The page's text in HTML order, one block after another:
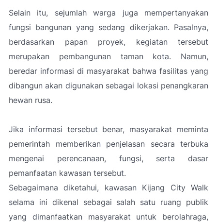
Selain itu, sejumlah warga juga mempertanyakan
fungsi bangunan yang sedang dikerjakan. Pasalnya,
berdasarkan papan proyek, kegiatan tersebut
merupakan pembangunan taman kota. Namun,
beredar informasi di masyarakat bahwa fasilitas yang
dibangun akan digunakan sebagai lokasi penangkaran
hewan rusa.
Jika informasi tersebut benar, masyarakat meminta
pemerintah memberikan penjelasan secara terbuka
mengenai perencanaan, fungsi, serta dasar
pemanfaatan kawasan tersebut.
Sebagaimana diketahui, kawasan Kijang City Walk
selama ini dikenal sebagai salah satu ruang publik
yang dimanfaatkan masyarakat untuk berolahraga,